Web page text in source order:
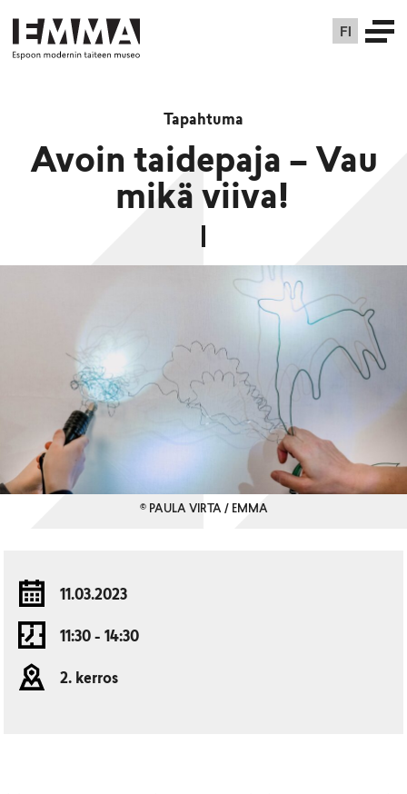
FI
Tapahtuma
Avoin taidepaja – Vau
mikä viiva!
© PAULA VIRTA / EMMA
11.03.2023
11:30 - 14:30
2. kerros